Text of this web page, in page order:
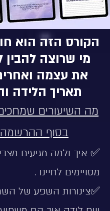
הקורס הזה הוא
מי שרוצה להבין
את עצמה
תאריך הלידה
מה השיעורים
בסוף
✅ איך ולמה מגיעים
מסויימים לחיינו .
✅צינורות השפע של